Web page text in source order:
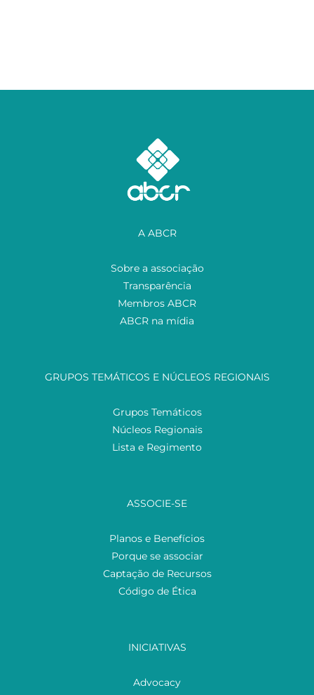
A ABCR
Sobre a associação
Transparência
Membros ABCR
ABCR na mídia
GRUPOS TEMÁTICOS E NÚCLEOS REGIONAIS
Grupos Temáticos
Núcleos Regionais
Lista e Regimento
ASSOCIE-SE
Planos e Benefícios
Porque se associar
Captação de Recursos
Código de Ética
INICIATIVAS
Advocacy